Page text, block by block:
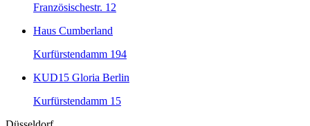
Französischestr. 12
Haus Cumberland
Kurfürstendamm 194
KUD15 Gloria Berlin
Kurfürstendamm 15